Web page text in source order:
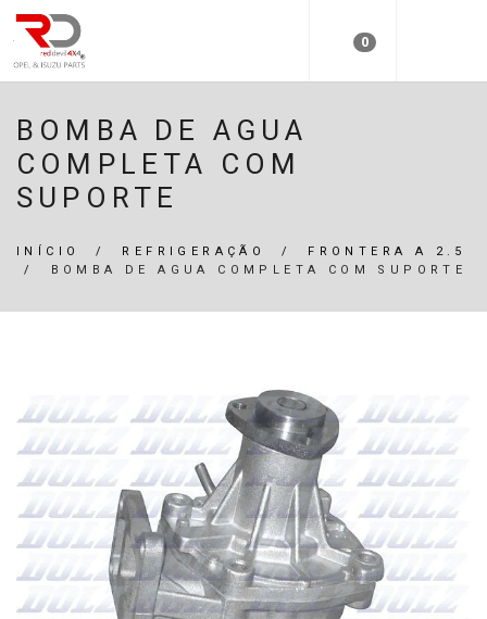
0
BOMBA DE AGUA
COMPLETA COM
SUPORTE
INÍCIO / REFRIGERAÇÃO / FRONTERA A 2.5
/
BOMBA DE AGUA COMPLETA COM SUPORTE